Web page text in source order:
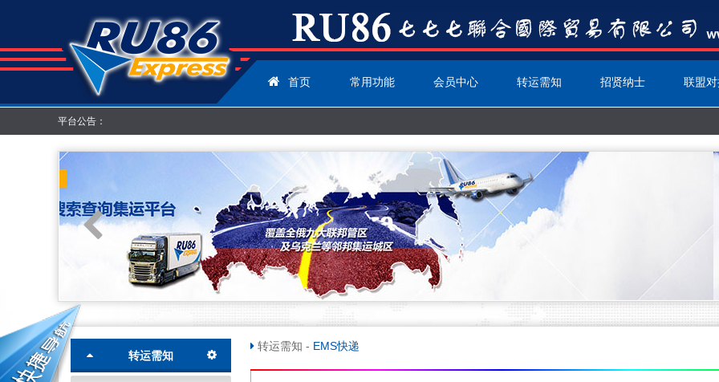
首页 常用功能 会员中心 转运需知 招贤纳士 联盟
平台公告：
转运需知
转运需知 - EMS快递